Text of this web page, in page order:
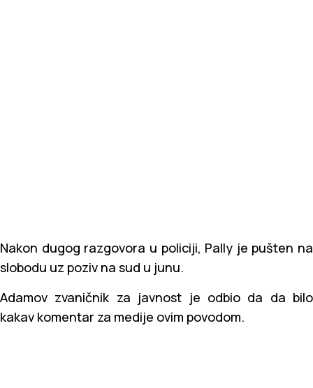
Nakon dugog razgovora u policiji, Pally je pušten na
slobodu uz poziv na sud u junu.
Adamov zvaničnik za javnost je odbio da da bilo
kakav komentar za medije ovim povodom.